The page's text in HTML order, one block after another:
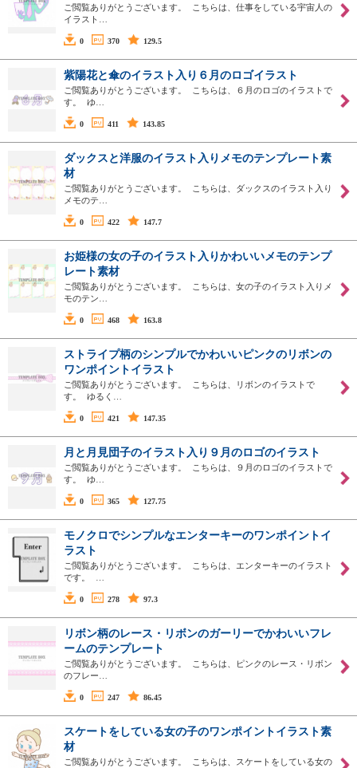
ご閲覧ありがとうございます。 こちらは、仕事をしている宇宙人の
イラスト…
0 370 129.5
紫陽花と傘のイラスト入り６月のロゴイラスト
ご閲覧ありがとうございます。 こちらは、６月のロゴのイラストで
す。 ゆ…
0 411 143.85
ダックスと洋服のイラスト入りメモのテンプレート素
材
ご閲覧ありがとうございます。 こちらは、ダックスのイラスト入り
メモのテ…
0 422 147.7
お姫様の女の子のイラスト入りかわいいメモのテンプ
レート素材
ご閲覧ありがとうございます。 こちらは、女の子のイラスト入りメ
モのテン…
0 468 163.8
ストライプ柄のシンプルでかわいいピンクのリボンの
ワンポイントイラスト
ご閲覧ありがとうございます。 こちらは、リボンのイラストで
す。 ゆるく…
0 421 147.35
月と月見団子のイラスト入り９月のロゴのイラスト
ご閲覧ありがとうございます。 こちらは、９月のロゴのイラストで
す。 ゆ…
0 365 127.75
モノクロでシンプルなエンターキーのワンポイントイ
ラスト
ご閲覧ありがとうございます。 こちらは、エンターキーのイラスト
です。 …
0 278 97.3
リボン柄のレース・リボンのガーリーでかわいいフレ
ームのテンプレート
ご閲覧ありがとうございます。 こちらは、ピンクのレース・リボン
のフレー…
0 247 86.45
スケートをしている女の子のワンポイントイラスト素
材
ご閲覧ありがとうございます。 こちらは、スケートをしている女の